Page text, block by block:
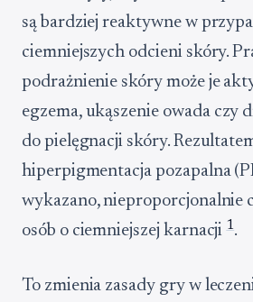
są bardziej reaktywne w
ciemniejszych odcieni skóry.
podrażnienie skóry może je
egzema, ukąszenie owada czy
do pielęgnacji skóry.
hiperpigmentacja pozapalna
wykazano, nieproporcjonalnie
osób o ciemniejszej karnacji1.
To zmienia zasady gry w